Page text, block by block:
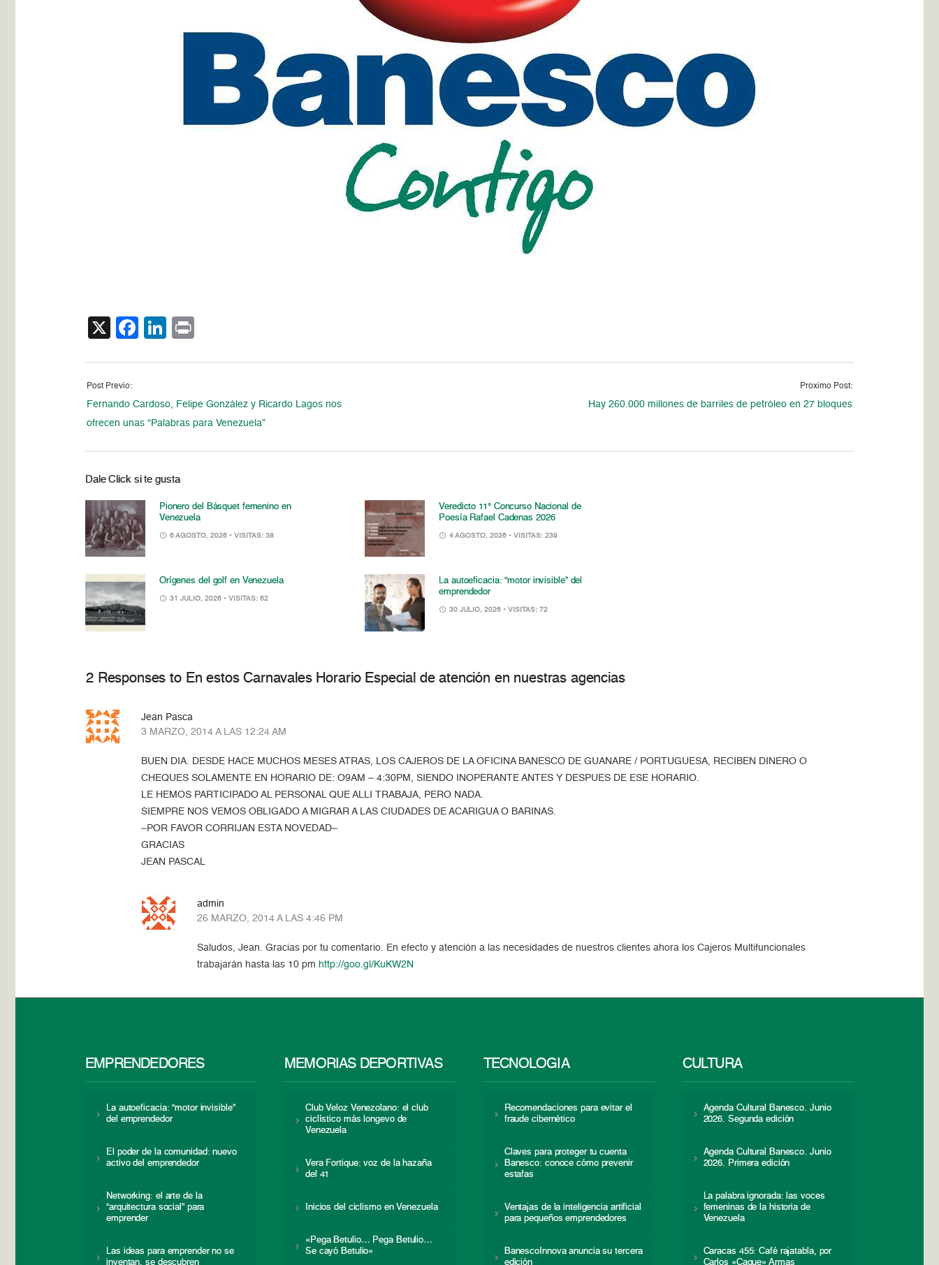
X Facebook
LinkedIn
Post Previo:
Fernando Cardoso, Felipe González y Ricardo Lagos nos
ofrecen unas “Palabras para Venezuela”
Proximo Post:
Hay 260.000 millones de barriles de petróleo en 27 bloques
Dale Click si te gusta
Pionero del Básquet femenino en
Venezuela
6 AGOSTO, 2026 • VISITAS: 38
Veredicto 11° Concurso Nacional de
Poesía Rafael Cadenas 2026
4 AGOSTO, 2026 • VISITAS: 239
Orígenes del golf en Venezuela
31 JULIO, 2026 • VISITAS: 62
La autoeficacia: “motor invisible” del
emprendedor
30 JULIO, 2026 • VISITAS: 72
2 Responses to En estos Carnavales Horario Especial de atención en nuestras agencias
Jean Pasca
3 MARZO, 2014 A LAS 12:24 AM
BUEN DIA. DESDE HACE MUCHOS MESES ATRAS, LOS CAJEROS DE LA OFICINA BANESCO DE GUANARE / PORTUGUESA, RECIBEN DINERO O
CHEQUES SOLAMENTE EN HORARIO DE: O9AM – 4:30PM, SIENDO INOPERANTE ANTES Y DESPUES DE ESE HORARIO.
LE HEMOS PARTICIPADO AL PERSONAL QUE ALLI TRABAJA, PERO NADA.
SIEMPRE NOS VEMOS OBLIGADO A MIGRAR A LAS CIUDADES DE ACARIGUA O BARINAS.
–POR FAVOR CORRIJAN ESTA NOVEDAD–
GRACIAS
JEAN PASCAL
admin
26 MARZO, 2014 A LAS 4:46 PM
Saludos, Jean. Gracias por tu comentario. En efecto y atención a las necesidades de nuestros clientes ahora los Cajeros Multifuncionales
trabajarán hasta las 10 pm http://goo.gl/KuKW2N
EMPRENDEDORES
La autoeficacia: “motor invisible”
del emprendedor
El poder de la comunidad: nuevo
activo del emprendedor
Networking: el arte de la
“arquitectura social” para
emprender
Las ideas para emprender no se
inventan, se descubren
MEMORIAS DEPORTIVAS
Club Veloz Venezolano: el club
ciclístico más longevo de
Venezuela
Vera Fortique: voz de la hazaña
del 41
Inicios del ciclismo en Venezuela
«Pega Betulio… Pega Betulio…
Se cayó Betulio»
TECNOLOGÍA
Recomendaciones para evitar el
fraude cibernético
Claves para proteger tu cuenta
Banesco: conoce cómo prevenir
estafas
Ventajas de la inteligencia artificial
para pequeños emprendedores
BanescoInnova anuncia su tercera
edición
CULTURA
Agenda Cultural Banesco. Junio
2026. Segunda edición
Agenda Cultural Banesco. Junio
2026. Primera edición
La palabra ignorada: las voces
femeninas de la historia de
Venezuela
Caracas 455: Café rajatabla, por
Carlos «Caque» Armas